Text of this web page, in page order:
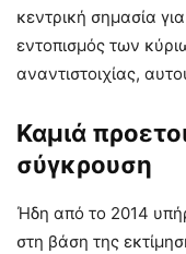
κεντρική σημασία
εντοπισμός των
αναντιστοιχίας,
Καμιά
σύγκρουση
Ήδη από το 2014
στη βάση της